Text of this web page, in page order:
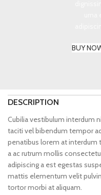
BUY
DESCRIPTION
Cubilia vestibulum interdum
taciti vel bibendum tempor
penatibus lorem at interdum
a ac rutrum mollis
adipiscing a est egestas
mattis elementum velit
tortor morbi at aliquam.